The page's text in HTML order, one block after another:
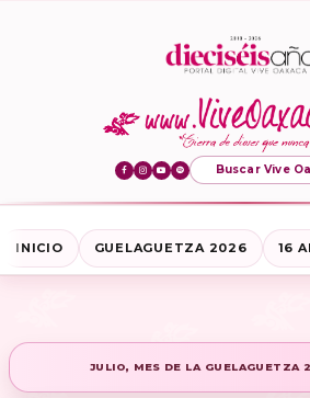
Buscar Vive
INICIO GUELAGUETZA 2026 16
JULIO, MES DE LA GUELAGUETZA